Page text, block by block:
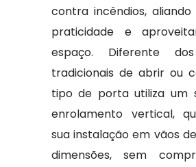
contra incêndios, aliando
praticidade e
espaço. Diferente
tradicionais de abrir ou
tipo de porta utiliza um
enrolamento vertical,
sua instalação em vãos
dimensões, sem